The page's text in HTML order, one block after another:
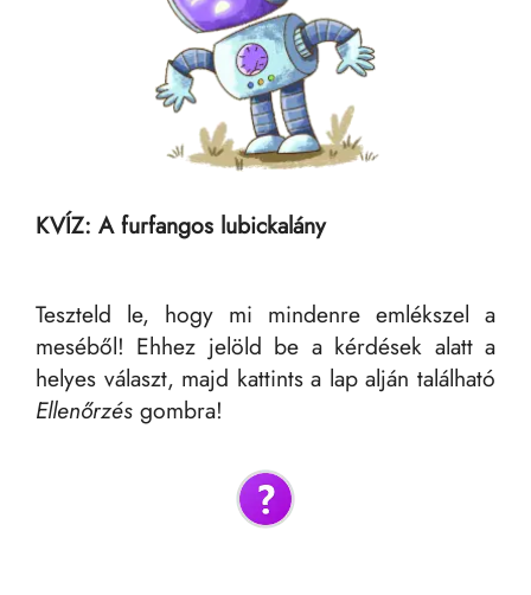
KVÍZ: A furfangos lubickalány
Teszteld le, hogy mi mindenre emlékszel a
meséből! Ehhez jelöld be a kérdések alatt a
helyes választ, majd kattints a lap alján található
Ellenőrzés gombra!